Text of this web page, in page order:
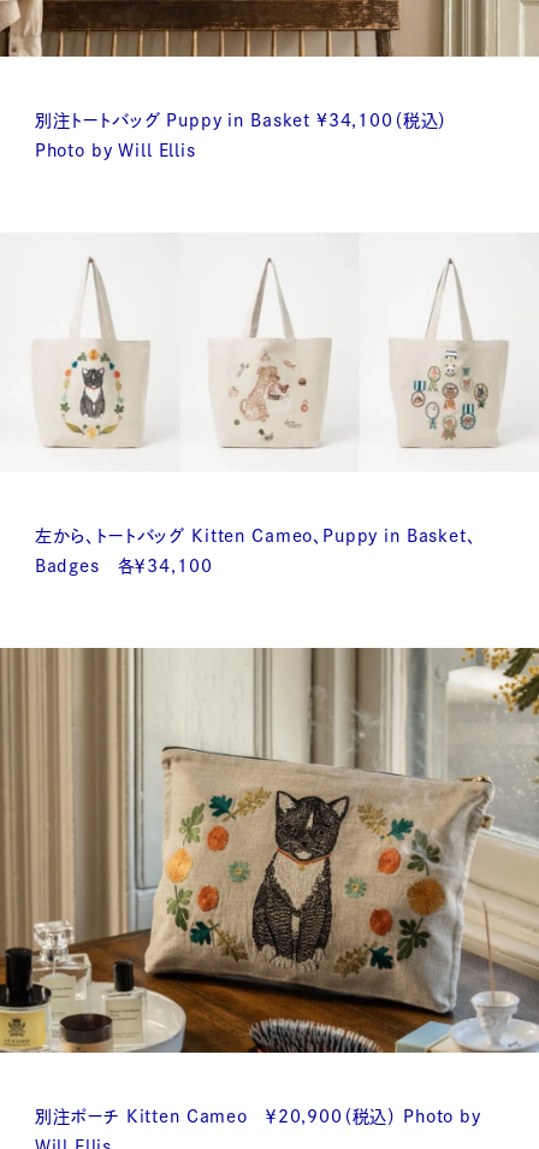
別注トートバッグ Puppy in Basket ¥34,100（税込）
Photo by Will Ellis
左から、トートバッグ Kitten Cameo、Puppy in Basket、
Badges 各￥34,100
別注ポーチ Kitten Cameo ￥20,900（税込） Photo by